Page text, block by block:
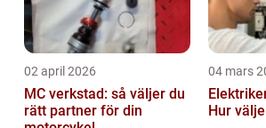
02 april 2026
MC verkstad: så väljer du
rätt partner för din
04 mars
Hur